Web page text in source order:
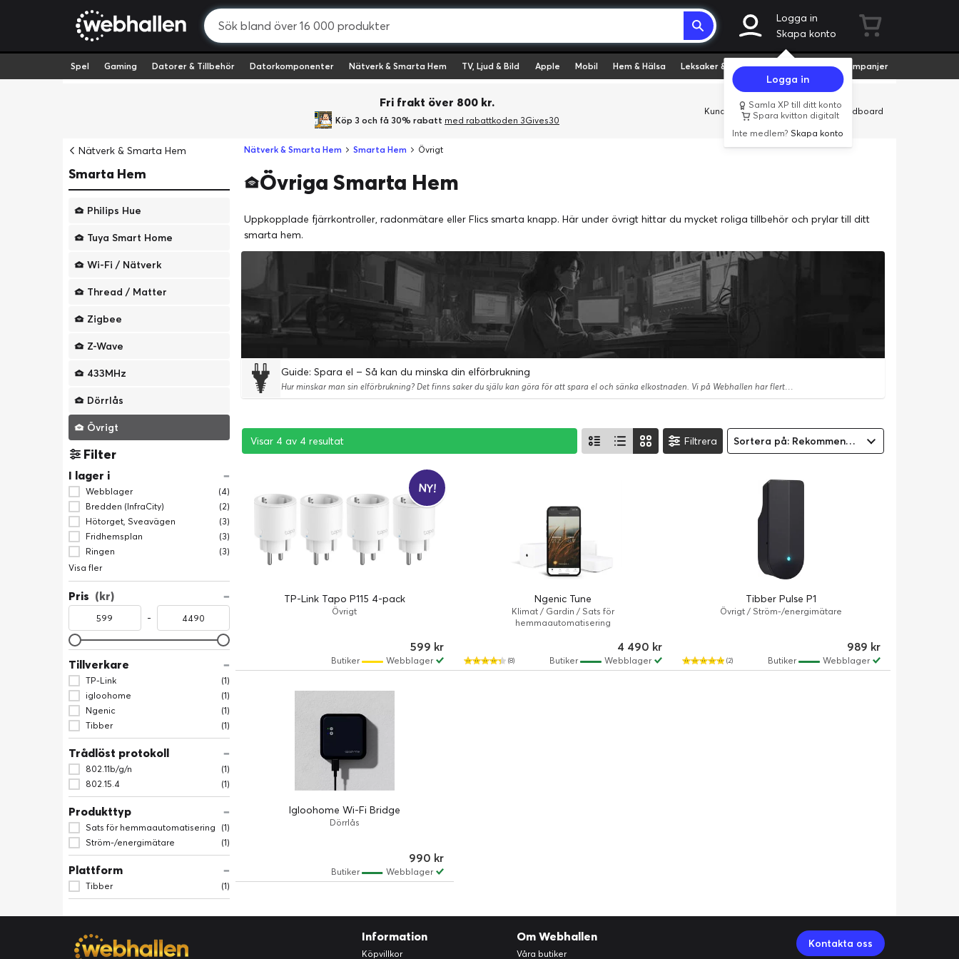
Logga in
Skapa konto
Logga in
Samla XP till ditt konto
Spara kvitton digitalt
Inte medlem?Skapa konto
Spel Gaming Datorer & Tillbehör Datorkomponenter Nätverk & Smarta Hem TV, Ljud & Bild Apple Mobil Hem & Hälsa Leksaker & Hobby Fyndvaror Kampanjer
Fri frakt över 800 kr.
Köp 3 och få 30% rabatt med rabattkoden 3Gives30
Kundservice Butiker Företag Cardboard
Nätverk & Smarta Hem
Smarta Hem
Philips Hue
Tuya Smart Home
Wi-Fi / Nätverk
Thread / Matter
Zigbee
Z-Wave
433MHz
Dörrlås
Övrigt
Filter
I lager i
Webblager
(4)
Bredden (InfraCity)
(2)
Hötorget, Sveavägen
(3)
Fridhemsplan
(3)
Ringen
(3)
Visa fler
Pris (kr)
-
Tillverkare
TP-Link
(1)
igloohome
(1)
Ngenic
(1)
Tibber
(1)
Trådlöst protokoll
802.11b/g/n
(1)
802.15.4
(1)
Produkttyp
Sats för hemmaautomatisering
(1)
Ström-/energimätare
(1)
Plattform
Tibber (1)
Nätverk & Smarta Hem Smarta Hem Övrigt
Övriga Smarta Hem
Uppkopplade fjärrkontroller, radonmätare eller Flics smarta knapp. Här under övrigt hittar du mycket roliga tillbehör och prylar till ditt
smarta hem.
Guide: Spara el – Så kan du minska din elförbrukning
Hur minskar man sin elförbrukning? Det finns saker du själv kan göra för att spara el och sänka elkostnaden. Vi på Webhallen har flertalet produkter som hjälper dig minska elförbrukningen på ett enkelt sätt.
Visar 4 av 4 resultat
Visar 4 av 4 resultat
Visar 4 av 4 resultat Filtrera Sortera på: Rekommenderad
NY!
TP-Link Tapo P115 4-pack
Övrigt
599 kr
Webblager
Butiker
Ngenic Tune
Klimat / Gardin / Sats för
hemmaautomatisering
(8)
4 490 kr
Webblager
Butiker
Tibber Pulse P1
Övrigt / Ström-/energimätare
(2)
989 kr
Webblager
Butiker
Igloohome Wi-Fi Bridge
Dörrlås
990 kr
Webblager
Butiker
Information
Köpvillkor
Om Webhallen
Våra butiker
Kontakta oss